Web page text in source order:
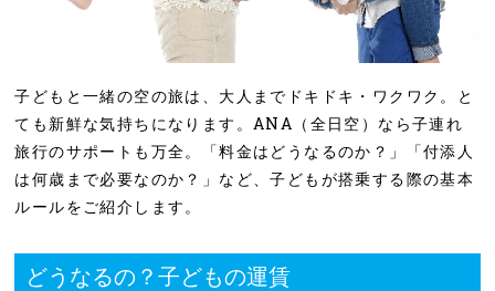
子どもと一緒の空の旅は、大人までドキドキ・ワクワク。と
ても新鮮な気持ちになります。ANA（全日空）なら子連れ
旅行のサポートも万全。「料金はどうなるのか？」「付添人
は何歳まで必要なのか？」など、子どもが搭乗する際の基本
ルールをご紹介します。
どうなるの？子どもの運賃